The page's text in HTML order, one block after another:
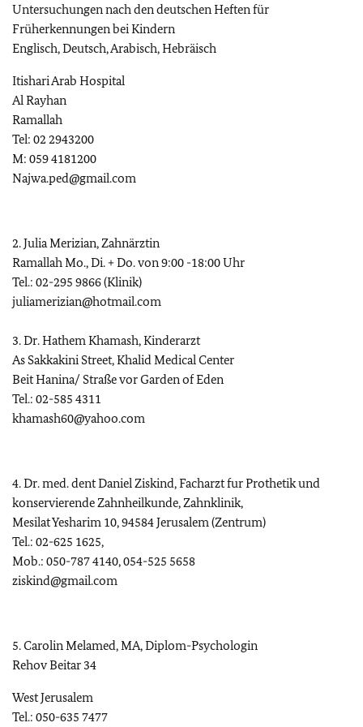
Untersuchungen nach den deutschen Heften für
Früherkennungen bei Kindern
Englisch, Deutsch, Arabisch, Hebräisch
Itishari Arab Hospital
Al Rayhan
Ramallah
Tel: 02 2943200
M: 059 4181200
Najwa.ped@gmail.com
2. Julia Merizian, Zahnärztin
Ramallah Mo., Di. + Do. von 9:00 -18:00 Uhr
Tel.: 02-295 9866 (Klinik)
juliamerizian@hotmail.com
3. Dr. Hathem Khamash, Kinderarzt
As Sakkakini Street, Khalid Medical Center
Beit Hanina/ Straße vor Garden of Eden
Tel.: 02-585 4311
khamash60@yahoo.com
4. Dr. med. dent Daniel Ziskind, Facharzt fur Prothetik und
konservierende Zahnheilkunde, Zahnklinik,
Mesilat Yesharim 10, 94584 Jerusalem (Zentrum)
Tel.: 02-625 1625,
Mob.: 050-787 4140, 054-525 5658
ziskind@gmail.com
5. Carolin Melamed, MA, Diplom-Psychologin
Rehov Beitar 34
West Jerusalem
Tel.: 050-635 7477